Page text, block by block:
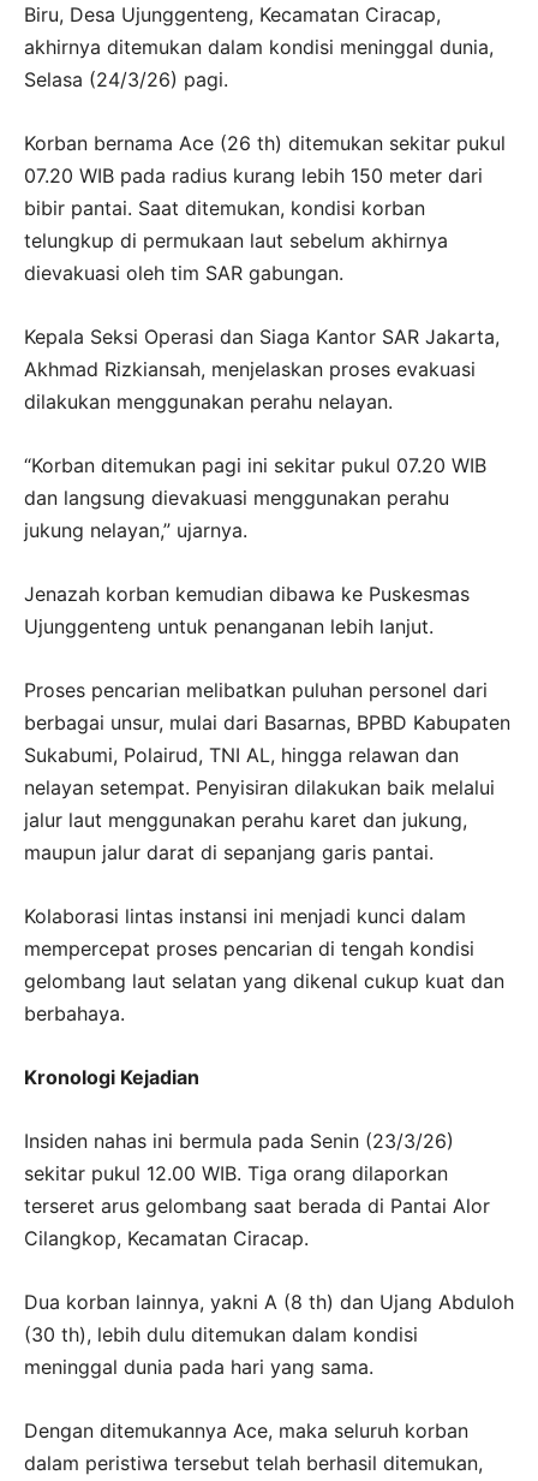
Biru, Desa Ujunggenteng, Kecamatan Ciracap,
akhirnya ditemukan dalam kondisi meninggal dunia,
Selasa (24/3/26) pagi.
Korban bernama Ace (26 th) ditemukan sekitar pukul
07.20 WIB pada radius kurang lebih 150 meter dari
bibir pantai. Saat ditemukan, kondisi korban
telungkup di permukaan laut sebelum akhirnya
dievakuasi oleh tim SAR gabungan.
Kepala Seksi Operasi dan Siaga Kantor SAR Jakarta,
Akhmad Rizkiansah, menjelaskan proses evakuasi
dilakukan menggunakan perahu nelayan.
“Korban ditemukan pagi ini sekitar pukul 07.20 WIB
dan langsung dievakuasi menggunakan perahu
jukung nelayan,” ujarnya.
Jenazah korban kemudian dibawa ke Puskesmas
Ujunggenteng untuk penanganan lebih lanjut.
Proses pencarian melibatkan puluhan personel dari
berbagai unsur, mulai dari Basarnas, BPBD Kabupaten
Sukabumi, Polairud, TNI AL, hingga relawan dan
nelayan setempat. Penyisiran dilakukan baik melalui
jalur laut menggunakan perahu karet dan jukung,
maupun jalur darat di sepanjang garis pantai.
Kolaborasi lintas instansi ini menjadi kunci dalam
mempercepat proses pencarian di tengah kondisi
gelombang laut selatan yang dikenal cukup kuat dan
berbahaya.
Kronologi Kejadian
Insiden nahas ini bermula pada Senin (23/3/26)
sekitar pukul 12.00 WIB. Tiga orang dilaporkan
terseret arus gelombang saat berada di Pantai Alor
Cilangkop, Kecamatan Ciracap.
Dua korban lainnya, yakni A (8 th) dan Ujang Abduloh
(30 th), lebih dulu ditemukan dalam kondisi
meninggal dunia pada hari yang sama.
Dengan ditemukannya Ace, maka seluruh korban
dalam peristiwa tersebut telah berhasil ditemukan,